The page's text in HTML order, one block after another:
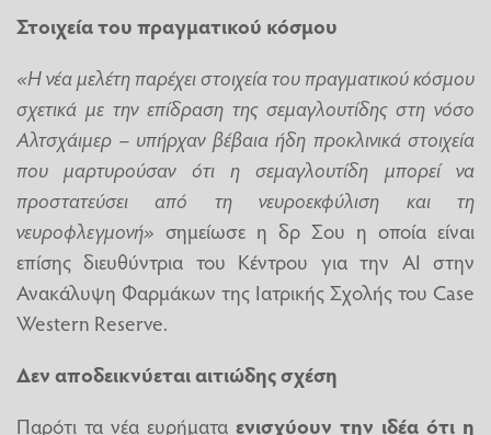
Στοιχεία του πραγματικού κόσμου
«Η νέα μελέτη παρέχει στοιχεία του πραγματικού κόσμου
σχετικά με την επίδραση της σεμαγλουτίδης στη νόσο
Αλτσχάιμερ – υπήρχαν βέβαια ήδη προκλινικά στοιχεία
που μαρτυρούσαν ότι η σεμαγλουτίδη μπορεί να
προστατεύσει από τη νευροεκφύλιση και τη
νευροφλεγμονή» σημείωσε η δρ Σου η οποία είναι
επίσης διευθύντρια του Κέντρου για την ΑΙ στην
Ανακάλυψη Φαρμάκων της Ιατρικής Σχολής του Case
Western Reserve.
Δεν αποδεικνύεται αιτιώδης σχέση
Παρότι τα νέα ευρήματα ενισχύουν την ιδέα ότι η